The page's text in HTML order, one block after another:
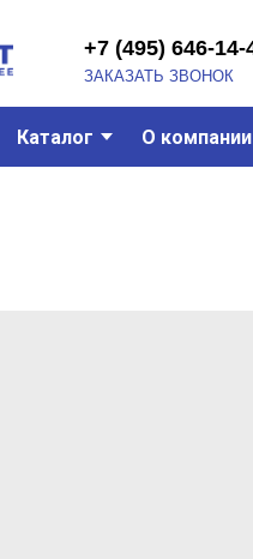
+7 (495) 646-14-45
ЗАКАЗАТЬ ЗВОНОК
Каталог О компании